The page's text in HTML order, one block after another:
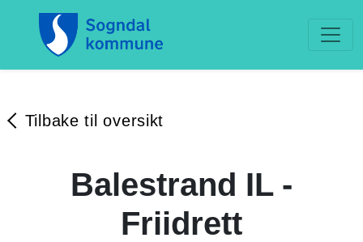
Tilbake til oversikt
Balestrand IL -
Friidrett